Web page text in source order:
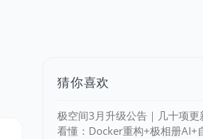
猜你喜欢
极空间3月升级公告｜几十项更
看懂：Docker重构+极相册AI+